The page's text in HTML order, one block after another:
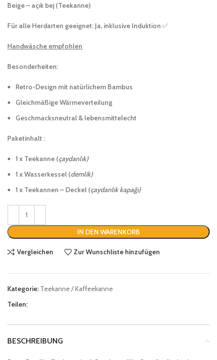
Beige – açık bej (Teekanne)
Für alle Herdarten geeignet: Ja, inklusive Induktion ✅
Handwäsche empfohlen
Besonderheiten:
Retro-Design mit natürlichem Bambus
Gleichmäßige Wärmeverteilung
Geschmacksneutral & lebensmittelecht
Paketinhalt :
1 x Teekanne (çaydanlık)
1 x Wasserkessel (demlik)
1 x Teekannen – Deckel (çaydanlık kapağı)
IN DEN WARENKORB
Vergleichen Zur Wunschliste hinzufügen
Kategorie: Teekanne / Kaffeekanne
Teilen:
BESCHREIBUNG